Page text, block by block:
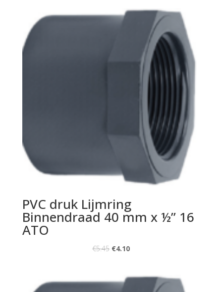
PVC druk Lijmring
Binnendraad 40 mm x ½” 16
ATO
€5.45 €4.10